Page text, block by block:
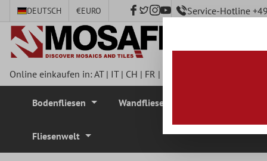
springen
DEUTSCH €EURO Service-Hotline
Online einkaufen in:AT| IT| CH | FR |
Bodenfliesen Wandfliesen
Fliesenwelt